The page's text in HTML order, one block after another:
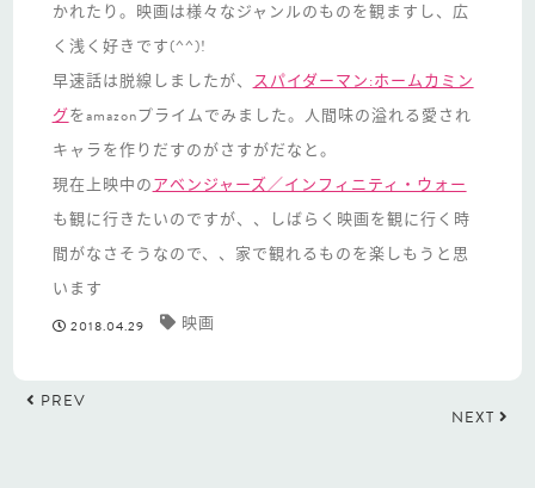
かれたり。映画は様々なジャンルのものを観ますし、広
く浅く好きです(^^)!
早速話は脱線しましたが、スパイダーマン:ホームカミン
グをamazonプライムでみました。人間味の溢れる愛され
キャラを作りだすのがさすがだなと。
現在上映中のアベンジャーズ／インフィニティ・ウォー
も観に行きたいのですが、、しばらく映画を観に行く時
間がなさそうなので、、家で観れるものを楽しもうと思
います
2018.04.29 映画
PREV
NEXT